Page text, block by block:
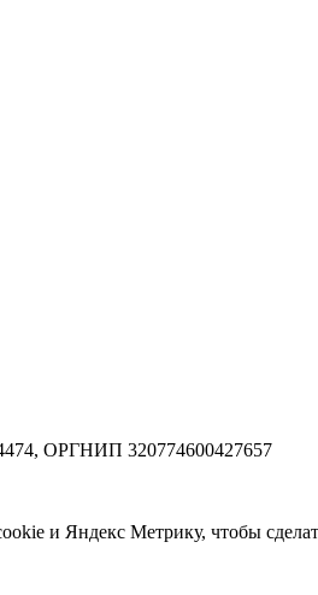
ОРГНИП 320774600427657
и Яндекс Метрику, чтобы